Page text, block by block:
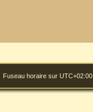
Fuseau horaire sur UTC+02:00